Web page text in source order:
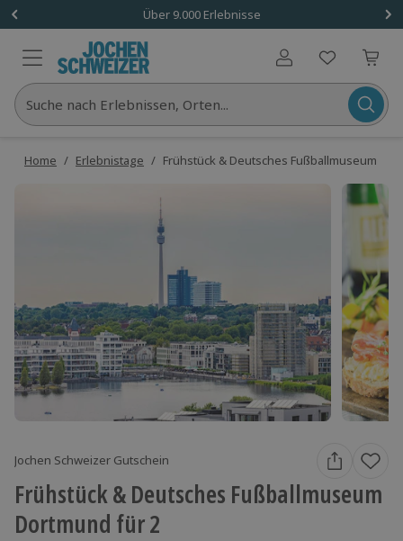
Über 9.000 Erlebnisse
Benutzerkonto
Suche nach Erlebnissen, Orten...
Home / Erlebnistage / Frühstück & Deutsches Fußballmuseum
Jochen Schweizer Gutschein
Frühstück & Deutsches Fußballmuseum
Dortmund für 2